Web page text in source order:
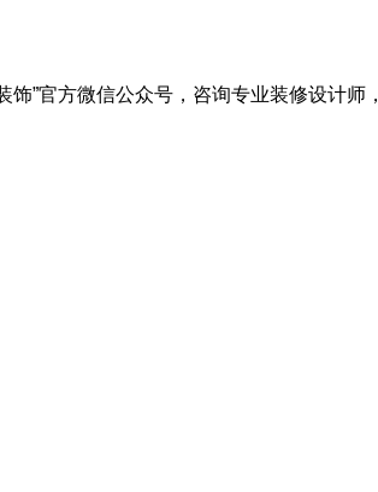
饰”官方微信公众号，咨询专业装修设计师，